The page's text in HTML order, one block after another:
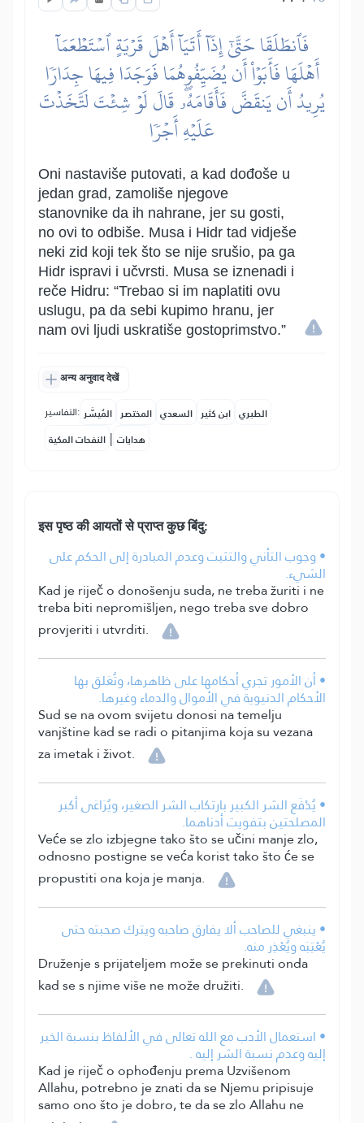
فَٱنطَلَقَا حَتَّىٰٓ إِذَآ أَتَيَآ أَهۡلَ قَرۡيَةٍ ٱسۡتَطۡعَمَآ
أَهۡلَهَا فَأَبَوۡاْ أَن يُضَيِّفُوهُمَا فَوَجَدَا فِيهَا جِدَارٗا
يُرِيدُ أَن يَنقَضَّ فَأَقَامَهُۥۖ قَالَ لَوۡ شِئۡتَ لَتَّخَذۡتَ
عَلَيۡهِ أَجۡرٗا
Oni nastaviše putovati, a kad dođoše u
jedan grad, zamoliše njegove
stanovnike da ih nahrane, jer su gosti,
no ovi to odbiše. Musa i Hidr tad vidješe
neki zid koji tek što se nije srušio, pa ga
Hidr ispravi i učvrsti. Musa se iznenadi i
reče Hidru: “Trebao si im naplatiti ovu
uslugu, pa da sebi kupimo hranu, jer
nam ovi ljudi uskratiše gostoprimstvo.”
अन्य अनुवाद देखें
التفاسير: المُيسَّر المختصر السعدي ابن كثير الطبري
النفحات المكية | هدايات
इस पृष्ठ की आयतों से प्राप्त कुछ बिंदु:
• وجوب التأني والتثبت وعدم المبادرة إلى الحكم على
الشيء.
Kad je riječ o donošenju suda, ne treba žuriti i ne
treba biti nepromišljen, nego treba sve dobro
provjeriti i utvrditi.
• أن الأمور تجري أحكامها على ظاهرها، وتُعَلق بها
الأحكام الدنيوية في الأموال والدماء وغيرها.
Sud se na ovom svijetu donosi na temelju
vanjštine kad se radi o pitanjima koja su vezana
za imetak i život.
• يُدْفَع الشر الكبير بارتكاب الشر الصغير، ويُرَاعَى أكبر
المصلحتين بتفويت أدناهما.
Veće se zlo izbjegne tako što se učini manje zlo,
odnosno postigne se veća korist tako što će se
propustiti ona koja je manja.
• ينبغي للصاحب ألا يفارق صاحبه ويترك صحبته حتى
يُعْتِبَه ويُعْذِر منه.
Druženje s prijateljem može se prekinuti onda
kad se s njime više ne može družiti.
• استعمال الأدب مع الله تعالى في الألفاظ بنسبة الخير
إليه وعدم نسبة الشر إليه .
Kad je riječ o ophođenju prema Uzvišenom
Allahu, potrebno je znati da se Njemu pripisuje
samo ono što je dobro, te da se zlo Allahu ne